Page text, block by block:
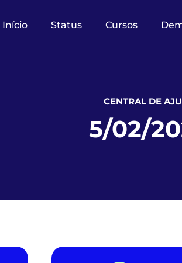
Início Status Cursos
CENTRAL DE
5/02/